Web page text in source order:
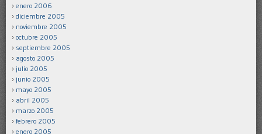
enero 2006
diciembre 2005
noviembre 2005
octubre 2005
septiembre 2005
agosto 2005
julio 2005
junio 2005
mayo 2005
abril 2005
marzo 2005
febrero 2005
enero 2005